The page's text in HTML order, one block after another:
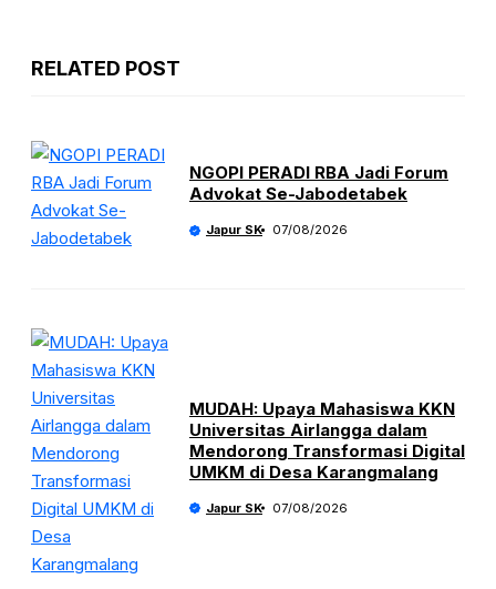
RELATED POST
NGOPI PERADI RBA Jadi Forum
Advokat Se-Jabodetabek
Japur SK 07/08/2026
MUDAH: Upaya Mahasiswa KKN
Universitas Airlangga dalam
Mendorong Transformasi Digital
UMKM di Desa Karangmalang
Japur SK 07/08/2026